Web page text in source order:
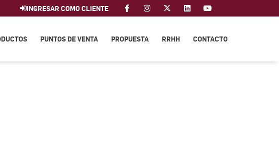
INGRESAR COMO CLIENTE
PUNTOS DE VENTA PROPUESTA RRHH CONTACTO